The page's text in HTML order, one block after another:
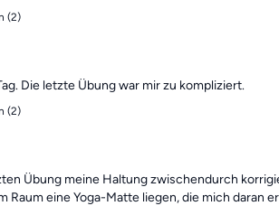
(2)
Die letzte Übung war mir zu kompliziert.
(2)
Übung meine Haltung zwischendurch
Raum eine Yoga-Matte liegen, die mich